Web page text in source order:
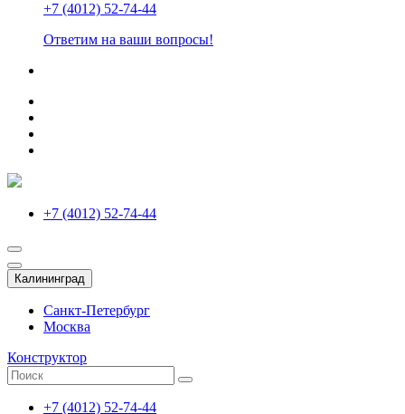
+7 (4012) 52-74-44
Ответим на ваши вопросы!
+7 (4012) 52-74-44
Калининград
Санкт-Петербург
Москва
Конструктор
+7 (4012) 52-74-44